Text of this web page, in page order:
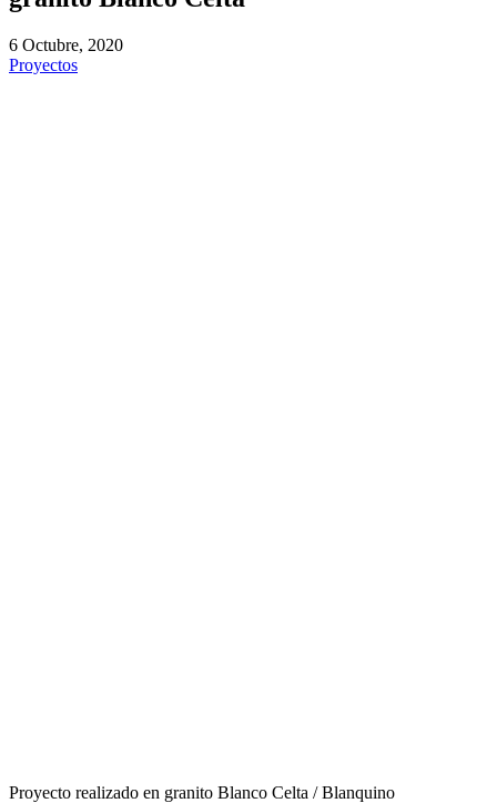
6 Octubre, 2020
Proyectos
Proyecto realizado en granito Blanco Celta / Blanquino